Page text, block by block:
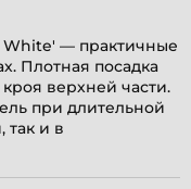
White' — практичные
Плотная посадка
верхней части.
при длительной
так и в